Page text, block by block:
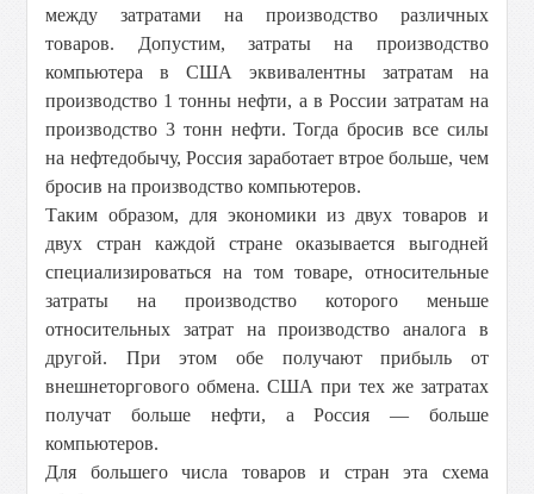
между затратами на производство различных
товаров. Допустим, затраты на производство
компьютера в США эквивалентны затратам на
производство 1 тонны нефти, а в России затратам на
производство 3 тонн нефти. Тогда бросив все силы
на нефтедобычу, Россия заработает втрое больше, чем
бросив на производство компьютеров.
Таким образом, для экономики из двух товаров и
двух стран каждой стране оказывается выгодней
специализироваться на том товаре, относительные
затраты на производство которого меньше
относительных затрат на производство аналога в
другой. При этом обе получают прибыль от
внешнеторгового обмена. США при тех же затратах
получат больше нефти, а Россия — больше
компьютеров.
Для большего числа товаров и стран эта схема